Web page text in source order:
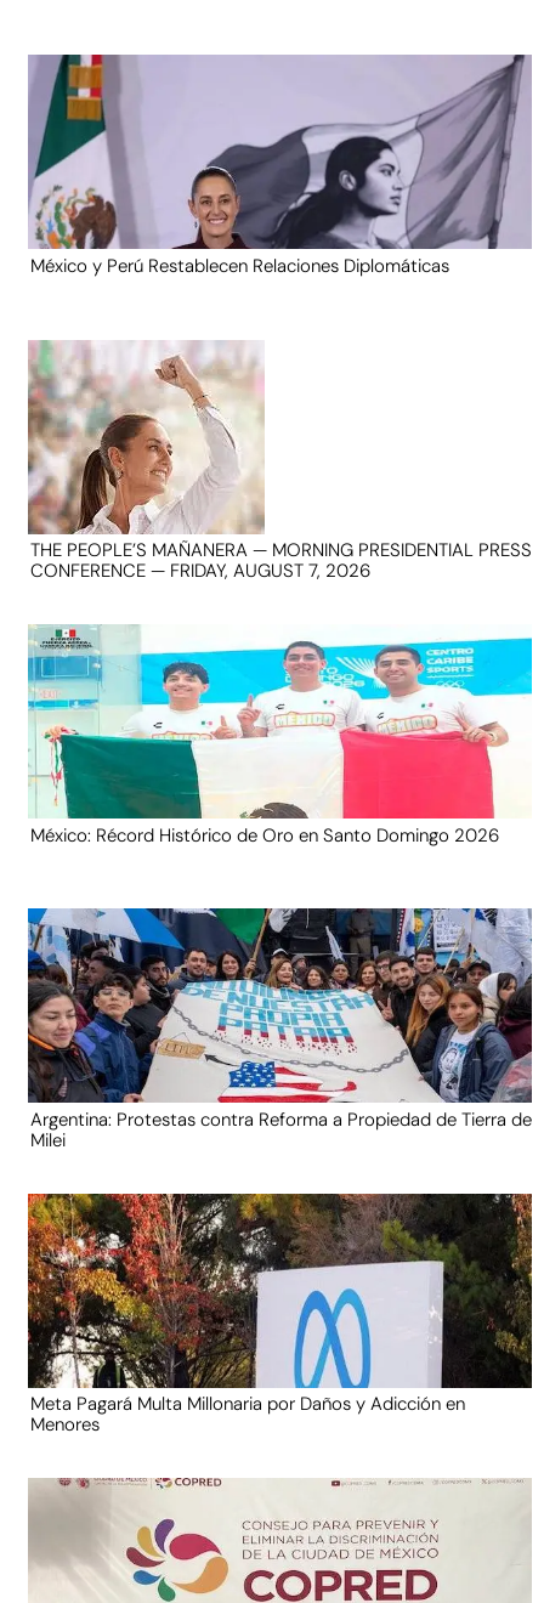
México y Perú Restablecen Relaciones Diplomáticas
THE PEOPLE’S MAÑANERA — MORNING PRESIDENTIAL PRESS
CONFERENCE — FRIDAY, AUGUST 7, 2026
México: Récord Histórico de Oro en Santo Domingo 2026
Argentina: Protestas contra Reforma a Propiedad de Tierra de
Milei
Meta Pagará Multa Millonaria por Daños y Adicción en
Menores